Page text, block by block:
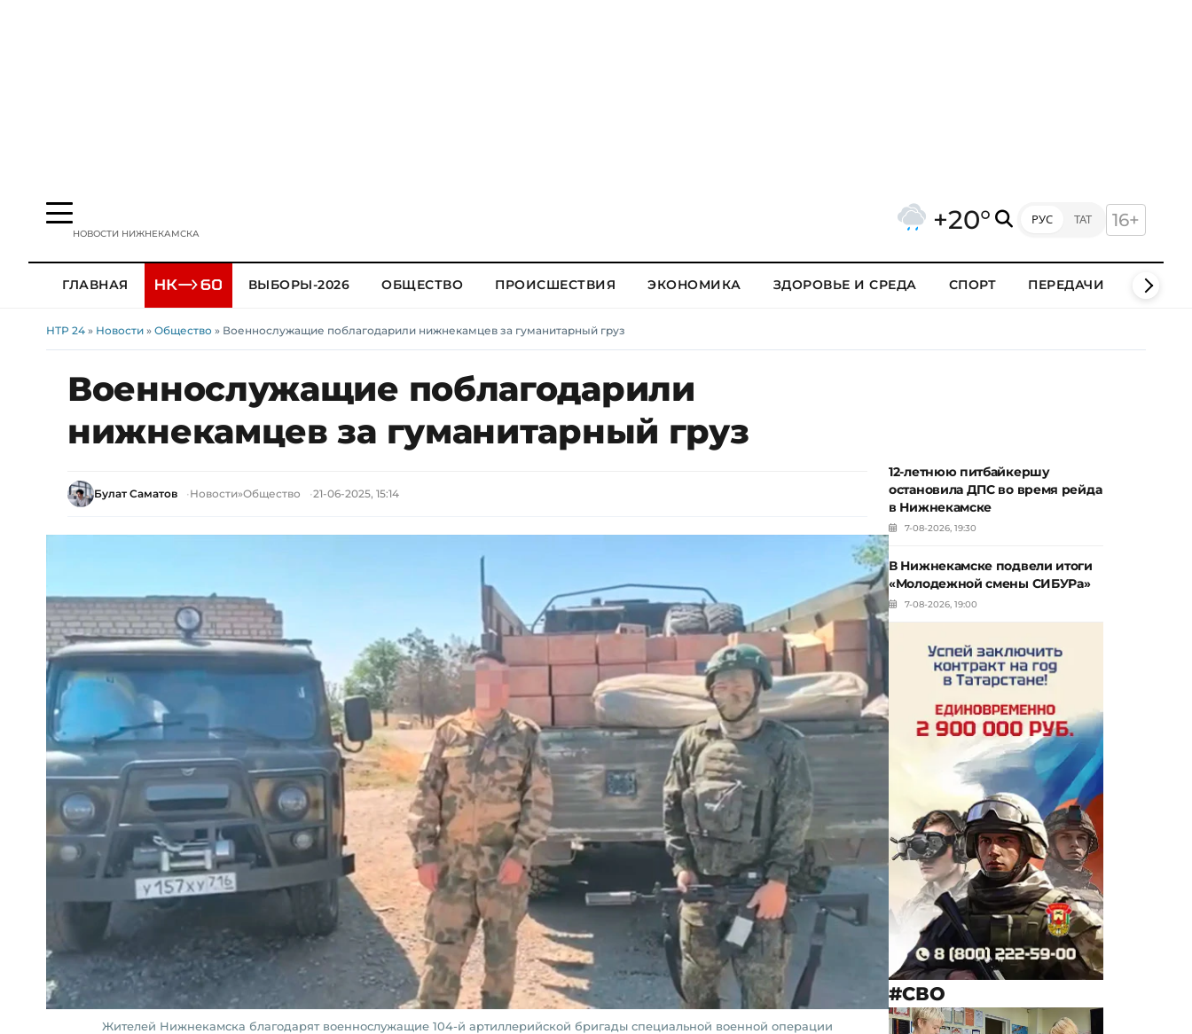
НОВОСТИ НИЖНЕКАМСКА +20° РУС ТАТ 16+
ГЛАВНАЯ ВЫБОРЫ-2026 ОБЩЕСТВО ПРОИСШЕСТВИЯ ЭКОНОМИКА ЗДОРОВЬЕ И СРЕДА СПОРТ ПЕРЕДАЧИ КЛИПЫ
НТР 24 » Новости » Общество » Военнослужащие поблагодарили нижнекамцев за гуманитарный груз
Военнослужащие поблагодарили
нижнекамцев за гуманитарный груз
Булат Саматов Новости»Общество 21-06-2025, 15:14
Жителей Нижнекамска благодарят военнослужащие 104-й артиллерийской бригады специальной военной операции
12-летнюю питбайкершу
остановила ДПС во время рейда
в Нижнекамске
7-08-2026, 19:30
В Нижнекамске подвели итоги
«Молодежной смены СИБУРа»
7-08-2026, 19:00
#СВО